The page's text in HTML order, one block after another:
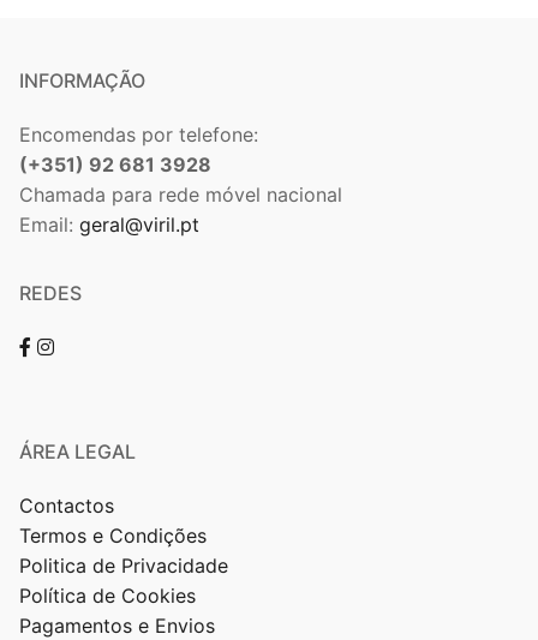
INFORMAÇÃO
Encomendas por telefone:
(+351) 92 681 3928
Chamada para rede móvel nacional
Email: geral@viril.pt
REDES
ÁREA LEGAL
Contactos
Termos e Condições
Politica de Privacidade
Política de Cookies
Pagamentos e Envios